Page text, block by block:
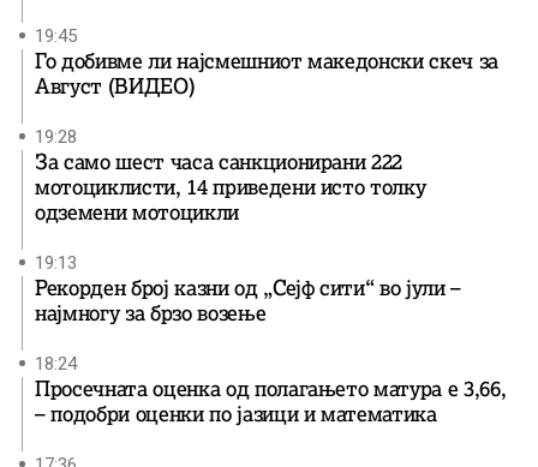
19:45
Го добивме ли најсмешниот македонски скеч за
Август (ВИДЕО)
19:28
За само шест часа санкционирани 222
мотоциклисти, 14 приведени исто толку
одземени мотоцикли
19:13
Рекорден број казни од „Сејф сити“ во јули –
најмногу за брзо возење
18:24
Просечната оценка од полагањето матура е 3,66,
– подобри оценки по јазици и математика